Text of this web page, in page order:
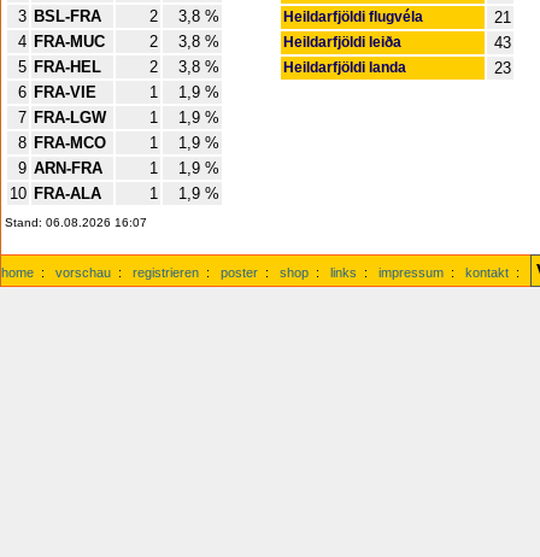
3 BSL-FRA 2
3,8 %
4 FRA-MUC 2
3,8 %
5 FRA-HEL 2
3,8 %
6 FRA-VIE 1
1,9 %
7 FRA-LGW 1
1,9 %
8 FRA-MCO 1
1,9 %
9 ARN-FRA 1
1,9 %
10 FRA-ALA 1 1,9 %
Heildarfjöldi flugvéla 21
Heildarfjöldi leiða 43
Heildarfjöldi landa 23
Stand: 06.08.2026 16:07
home : vorschau : registrieren : poster : shop : links : impressum : kontakt :